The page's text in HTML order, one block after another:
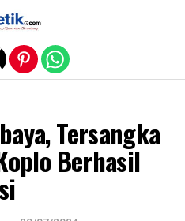
Tersangka
Berhasil
version